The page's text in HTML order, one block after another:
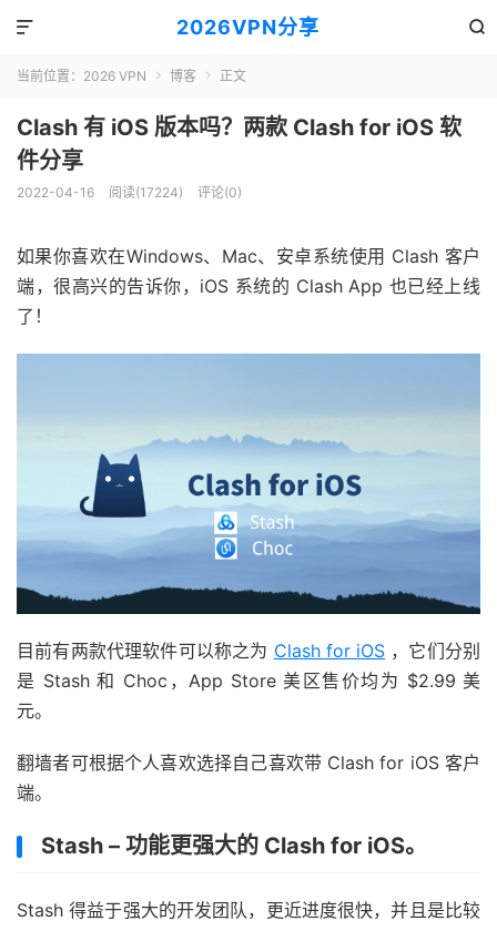
2026VPN分享 

当前位置： 2026 VPN  博客  正文
Clash 有 iOS 版本吗？两款 Clash for iOS 软
件分享
2022-04-16 阅读(17224) 评论(0)
如果你喜欢在Windows、Mac、安卓系统使用 Clash 客户
端，很高兴的告诉你，iOS 系统的 Clash App 也已经上线
了！
目前有两款代理软件可以称之为 Clash for iOS ，它们分别
是 Stash 和 Choc，App Store 美区售价均为 $2.99 美
元。
翻墙者可根据个人喜欢选择自己喜欢带 Clash for iOS 客户
端。
Stash – 功能更强大的 Clash for iOS。
Stash 得益于强大的开发团队，更近进度很快，并且是比较